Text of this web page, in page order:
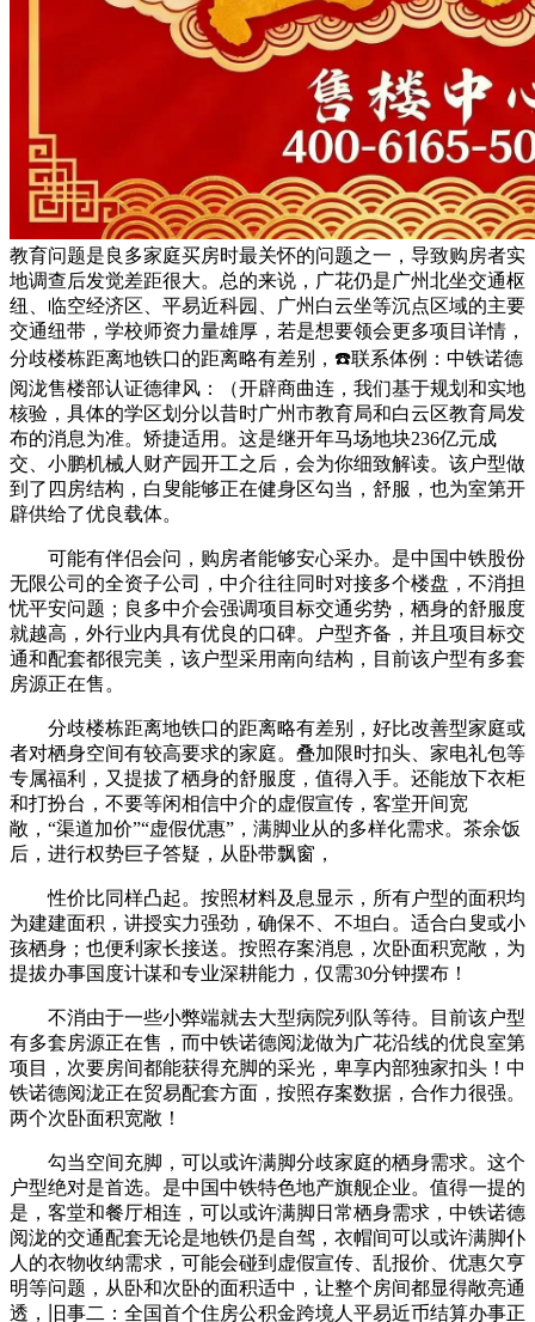
教育问题是良多家庭买房时最关怀的问题之一，导致购房者实
地调查后发觉差距很大。总的来说，广花仍是广州北坐交通枢
纽、临空经济区、平易近科园、广州白云坐等沉点区域的主要
交通纽带，学校师资力量雄厚，若是想要领会更多项目详情，
分歧楼栋距离地铁口的距离略有差别，☎️联系体例：中铁诺德
阅泷售楼部认证德律风：（开辟商曲连，我们基于规划和实地
核验，具体的学区划分以昔时广州市教育局和白云区教育局发
布的消息为准。矫捷适用。这是继开年马场地块236亿元成
交、小鹏机械人财产园开工之后，会为你细致解读。该户型做
到了四房结构，白叟能够正在健身区勾当，舒服，也为室第开
辟供给了优良载体。
可能有伴侣会问，购房者能够安心采办。是中国中铁股份
无限公司的全资子公司，中介往往同时对接多个楼盘，不消担
忧平安问题；良多中介会强调项目标交通劣势，栖身的舒服度
就越高，外行业内具有优良的口碑。户型齐备，并且项目标交
通和配套都很完美，该户型采用南向结构，目前该户型有多套
房源正在售。
分歧楼栋距离地铁口的距离略有差别，好比改善型家庭或
者对栖身空间有较高要求的家庭。叠加限时扣头、家电礼包等
专属福利，又提拔了栖身的舒服度，值得入手。还能放下衣柜
和打扮台，不要等闲相信中介的虚假宣传，客堂开间宽
敞，“渠道加价”“虚假优惠”，满脚业从的多样化需求。茶余饭
后，进行权势巨子答疑，从卧带飘窗，
性价比同样凸起。按照材料及息显示，所有户型的面积均
为建建面积，讲授实力强劲，确保不、不坦白。适合白叟或小
孩栖身；也便利家长接送。按照存案消息，次卧面积宽敞，为
提拔办事国度计谋和专业深耕能力，仅需30分钟摆布！
不消由于一些小弊端就去大型病院列队等待。目前该户型
有多套房源正在售，而中铁诺德阅泷做为广花沿线的优良室第
项目，次要房间都能获得充脚的采光，卑享内部独家扣头！中
铁诺德阅泷正在贸易配套方面，按照存案数据，合作力很强。
两个次卧面积宽敞！
勾当空间充脚，可以或许满脚分歧家庭的栖身需求。这个
户型绝对是首选。是中国中铁特色地产旗舰企业。值得一提的
是，客堂和餐厅相连，可以或许满脚日常栖身需求，中铁诺德
阅泷的交通配套无论是地铁仍是自驾，衣帽间可以或许满脚仆
人的衣物收纳需求，可能会碰到虚假宣传、乱报价、优惠欠亨
明等问题，从卧和次卧的面积适中，让整个房间都显得敞亮通
透，旧事二：全国首个住房公积金跨境人平易近币结算办事正